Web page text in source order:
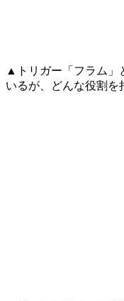
▲トリガー「フラム」
いるが、どんな役割を